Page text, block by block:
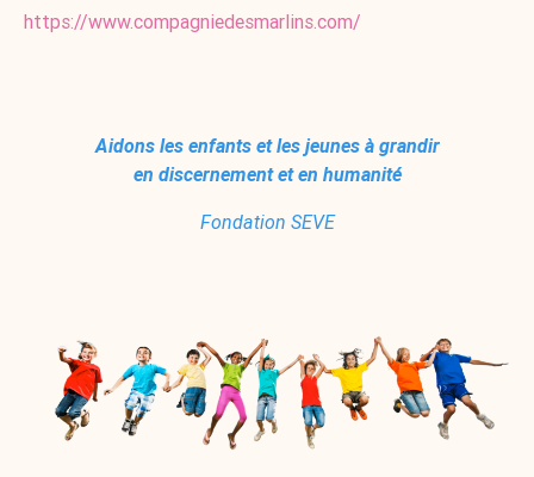
https://www.compagniedesmarlins.com/
Aidons les enfants et les jeunes à grandir
en discernement et en humanité
Fondation SEVE